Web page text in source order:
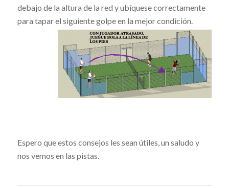
debajo de la altura de la red y ubíquese correctamente
para tapar el siguiente golpe en la mejor condición.
Espero que estos consejos les sean útiles, un saludo y
nos vemos en las pistas.